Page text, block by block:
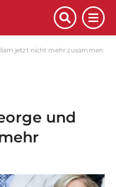
jetzt nicht mehr zusammen
und